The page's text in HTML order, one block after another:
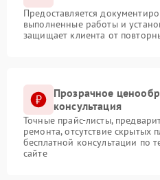
Предоставляется
выполненные работы и
защищает клиента от
Прозрачное
консультация
Точные прайс-листы,
ремонта, отсутствие скрытых
бесплатной консультации по
сайте